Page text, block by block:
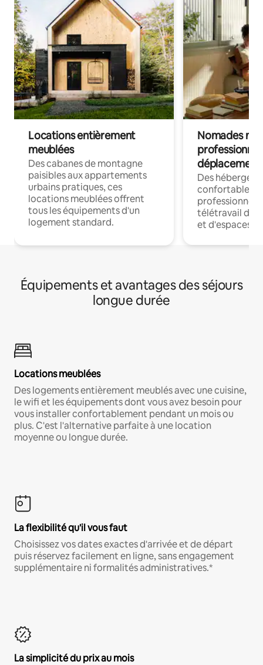
Locations entièrement
meublées
Des cabanes de montagne
paisibles aux appartements
urbains pratiques, ces
locations meublées offrent
tous les équipements d'un
logement standard.
Nomades
déplacement
Des
confortables
professionnels
télétravail
et d'espaces
Équipements et avantages des séjours
longue durée
Locations meublées
Des logements entièrement meublés avec une cuisine,
le wifi et les équipements dont vous avez besoin pour
vous installer confortablement pendant un mois ou
plus. C'est l'alternative parfaite à une location
moyenne ou longue durée.
La flexibilité qu'il vous faut
Choisissez vos dates exactes d'arrivée et de départ
puis réservez facilement en ligne, sans engagement
supplémentaire ni formalités administratives.*
La simplicité du prix au mois